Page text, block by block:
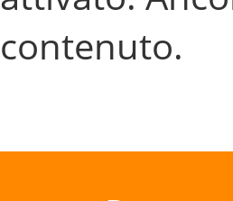
contenuto.